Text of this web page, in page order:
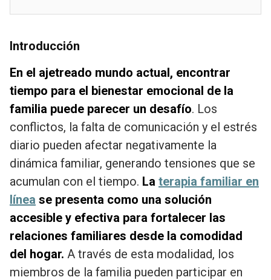
Introducción
En el ajetreado mundo actual, encontrar
tiempo para el bienestar emocional de la
familia puede parecer un desafío. Los
conflictos, la falta de comunicación y el estrés
diario pueden afectar negativamente la
dinámica familiar, generando tensiones que se
acumulan con el tiempo. La terapia familiar en
línea se presenta como una solución
accesible y efectiva para fortalecer las
relaciones familiares desde la comodidad
del hogar. A través de esta modalidad, los
miembros de la familia pueden participar en